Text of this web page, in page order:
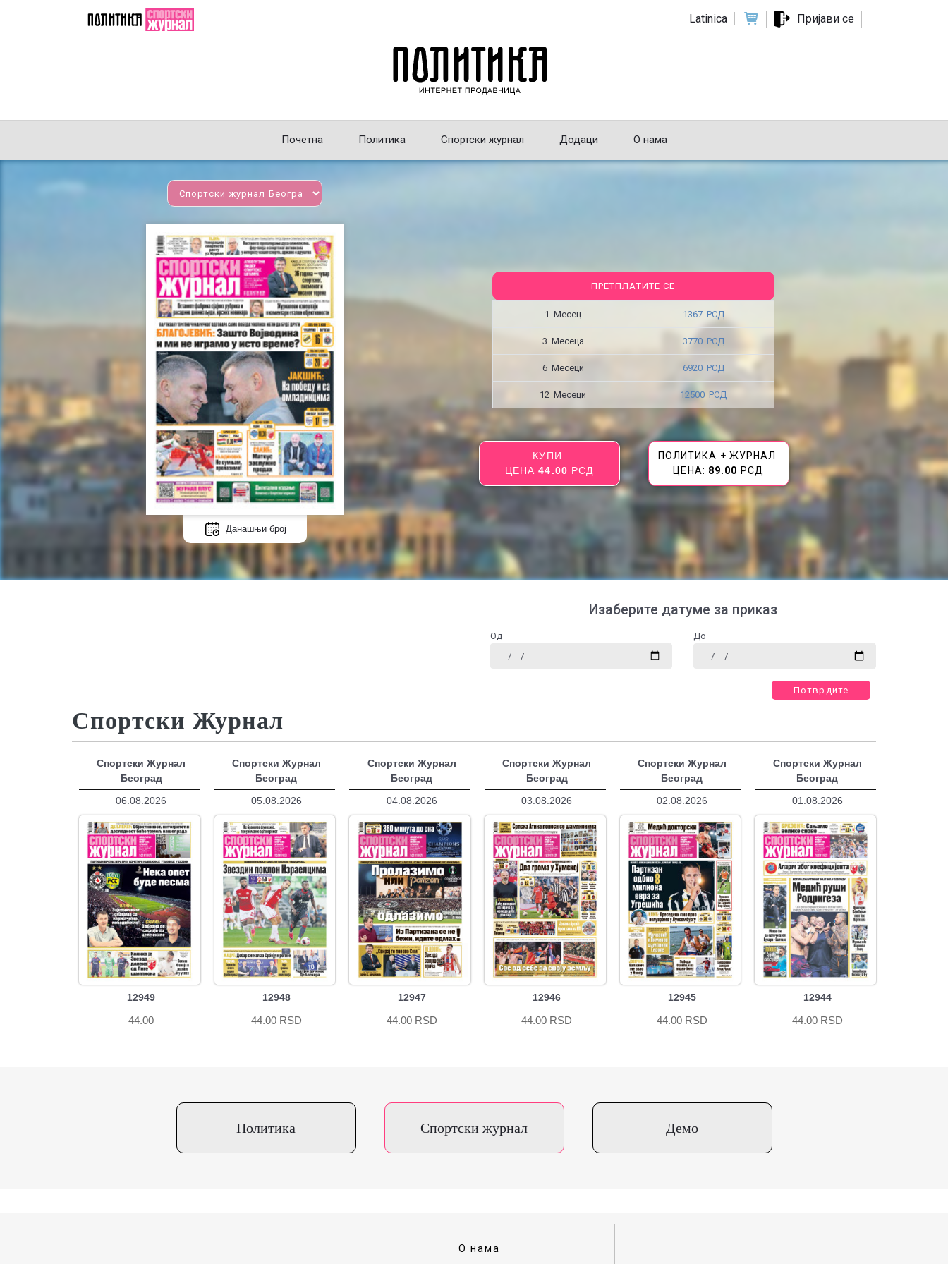
Latinica Пријави се
Почетна Политика Спортски журнал Додаци О нама
Данашњи број
ПРЕТПЛАТИТЕ СЕ
1 Месец 1367 РСД
3 Месецa 3770 РСД
6 Месеци 6920 РСД
12 Месеци 12500 РСД
КУПИ
ЦЕНА44.00 РСД
ПОЛИТИКА + ЖУРНАЛ
ЦЕНА: 89.00 РСД
Изаберите датуме за приказ
Од До
Потврдите
Спортски Журнал
Спортски Журнал
Београд
06.08.2026
12949
44.00
Спортски Журнал
Београд
05.08.2026
12948
44.00 RSD
Спортски Журнал
Београд
04.08.2026
12947
44.00 RSD
Спортски Журнал
Београд
03.08.2026
12946
44.00 RSD
Спортски Журнал
Београд
02.08.2026
12945
44.00 RSD
Спортски Журнал
Београд
01.08.2026
12944
44.00 RSD
Политика Спортски журнал Демо
О нама